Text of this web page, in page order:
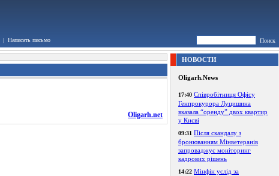
| Написать письмо Поиск
Oligarh.net
НОВОСТИ
Oligarh.News
17:40 Співробітниця Офісу
Генпрокурора Луцишина
вказала “оренду” двох квартир
у Києві
09:31 Після скандалу з
бронюванням Мінветеранів
запроваджує моніторинг
кадрових рішень
14:22 Мінфін услід за